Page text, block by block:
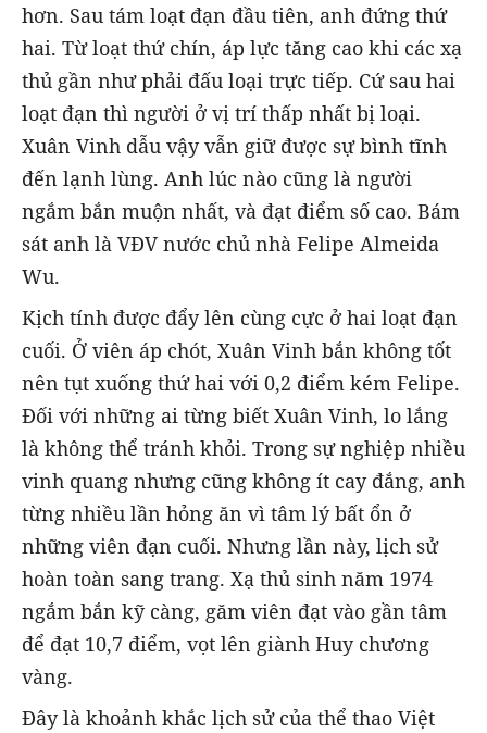
hơn. Sau tám loạt đạn đầu tiên, anh đứng thứ
hai. Từ loạt thứ chín, áp lực tăng cao khi các xạ
thủ gần như phải đấu loại trực tiếp. Cứ sau hai
loạt đạn thì người ở vị trí thấp nhất bị loại.
Xuân Vinh dẫu vậy vẫn giữ được sự bình tĩnh
đến lạnh lùng. Anh lúc nào cũng là người
ngắm bắn muộn nhất, và đạt điểm số cao. Bám
sát anh là VĐV nước chủ nhà Felipe Almeida
Wu.
Kịch tính được đẩy lên cùng cực ở hai loạt đạn
cuối. Ở viên áp chót, Xuân Vinh bắn không tốt
nên tụt xuống thứ hai với 0,2 điểm kém Felipe.
Đối với những ai từng biết Xuân Vinh, lo lắng
là không thể tránh khỏi. Trong sự nghiệp nhiều
vinh quang nhưng cũng không ít cay đắng, anh
từng nhiều lần hỏng ăn vì tâm lý bất ổn ở
những viên đạn cuối. Nhưng lần này, lịch sử
hoàn toàn sang trang. Xạ thủ sinh năm 1974
ngắm bắn kỹ càng, găm viên đạt vào gần tâm
để đạt 10,7 điểm, vọt lên giành Huy chương
vàng.
Đây là khoảnh khắc lịch sử của thể thao Việt